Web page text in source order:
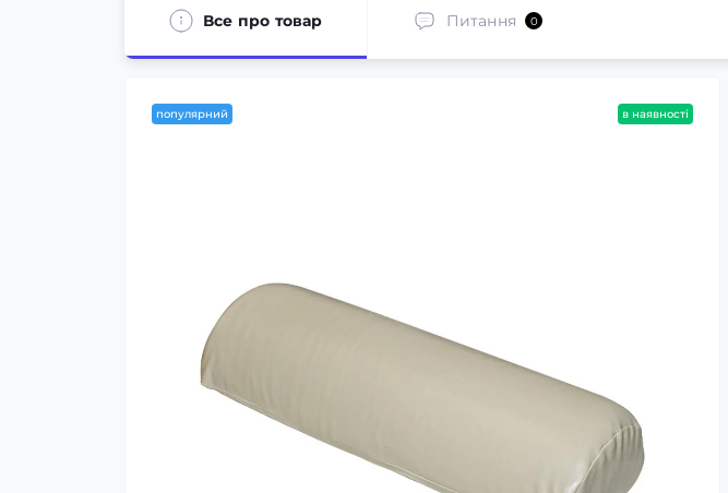
Все про товар Питання 0
популярний в наявності